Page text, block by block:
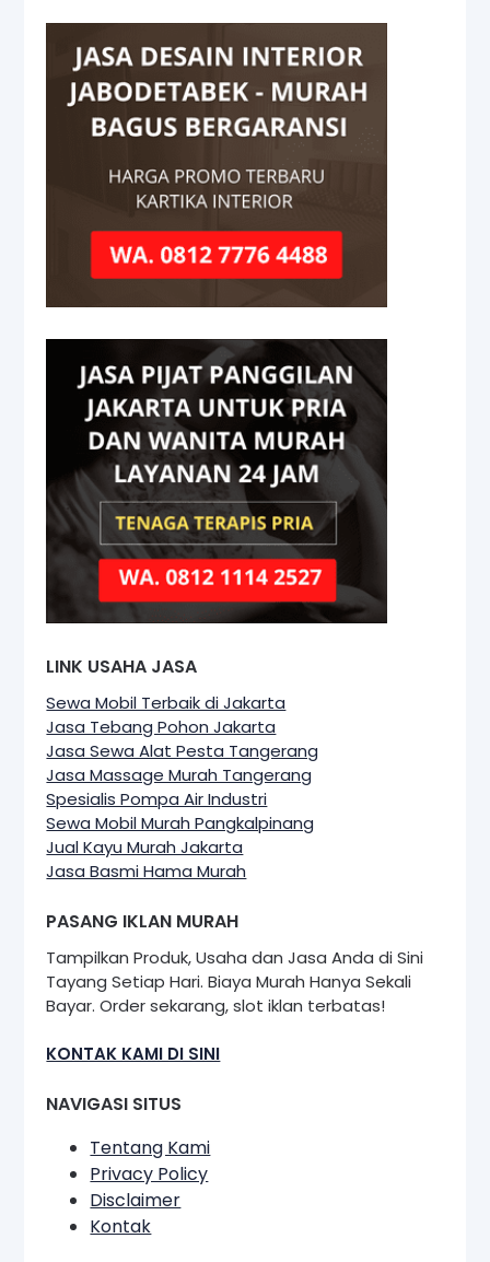
LINK USAHA JASA
Sewa Mobil Terbaik di Jakarta
Jasa Tebang Pohon Jakarta
Jasa Sewa Alat Pesta Tangerang
Jasa Massage Murah Tangerang
Spesialis Pompa Air Industri
Sewa Mobil Murah Pangkalpinang
Jual Kayu Murah Jakarta
Jasa Basmi Hama Murah
PASANG IKLAN MURAH
Tampilkan Produk, Usaha dan Jasa Anda di Sini
Tayang Setiap Hari. Biaya Murah Hanya Sekali
Bayar. Order sekarang, slot iklan terbatas!
KONTAK KAMI DI SINI
NAVIGASI SITUS
Tentang Kami
Privacy Policy
Disclaimer
Kontak